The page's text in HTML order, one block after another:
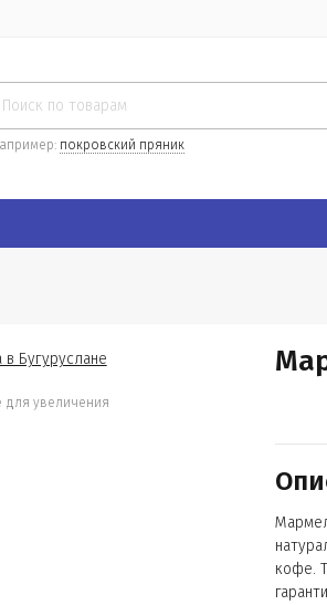
покровский пряник
увеличения
кофе.